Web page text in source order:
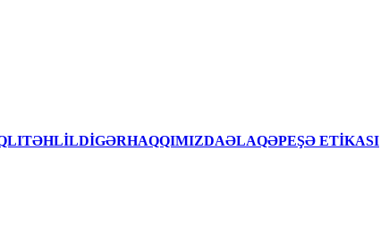
ETİKASI